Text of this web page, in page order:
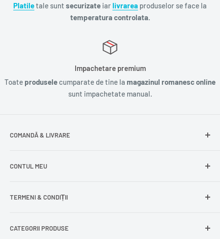
Platiletale sunt securizate iarlivrarea produselor se face la
temperatura controlata.
Impachetare premium
Toate produsele cumparate de tine la magazinul romanesc online
sunt impachetate manual.
COMANDĂ & LIVRARE
Livrare gratuită
CONTUL MEU
Comenzile mele
Cont nou
TERMENI & CONDIȚII
Politica de returnare
CATEGORII PRODUSE